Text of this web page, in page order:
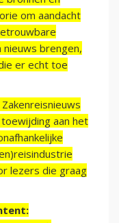
om aandacht
brengen,
er echt toe
aan het
lezers die graag